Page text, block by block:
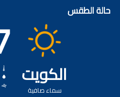
حالة الطقس
الكويت
سماء صافية